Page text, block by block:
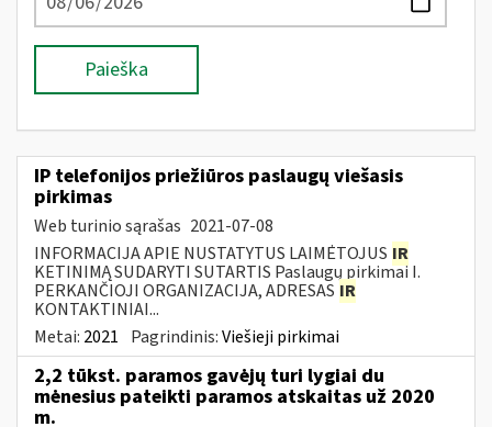
Paieška
IP telefonijos priežiūros paslaugų viešasis
pirkimas
Web turinio sąrašas 2021-07-08
INFORMACIJA APIE NUSTATYTUS LAIMĖTOJUS IR
KETINIMĄ SUDARYTI SUTARTIS Paslaugų pirkimai I.
PERKANČIOJI ORGANIZACIJA, ADRESAS IR
KONTAKTINIAI...
Metai: 2021 Pagrindinis:Viešieji pirkimai
2,2 tūkst. paramos gavėjų turi lygiai du
mėnesius pateikti paramos atskaitas už 2020
m.